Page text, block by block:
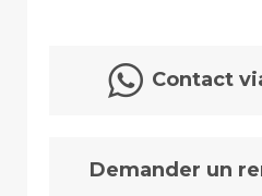
Contact
Demander un